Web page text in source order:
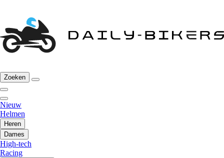
Zoeken
Nieuw
Helmen
Heren
Dames
High-tech
Racing